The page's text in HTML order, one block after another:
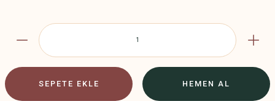
SEPETE EKLE HEMEN AL